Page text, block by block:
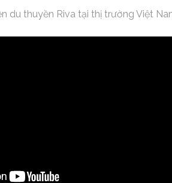
du thuyền Riva tại thị trường Việt